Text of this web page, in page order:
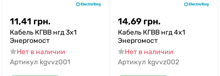
11,41 грн.
Кабель КГВВ нгд 3х1
Энергомост
Нет в наличии
Артикул kgvvz001
14,69 грн.
Кабель КГВВ нгд 4х1
Энергомост
Нет в наличии
Артикул kgvvz002